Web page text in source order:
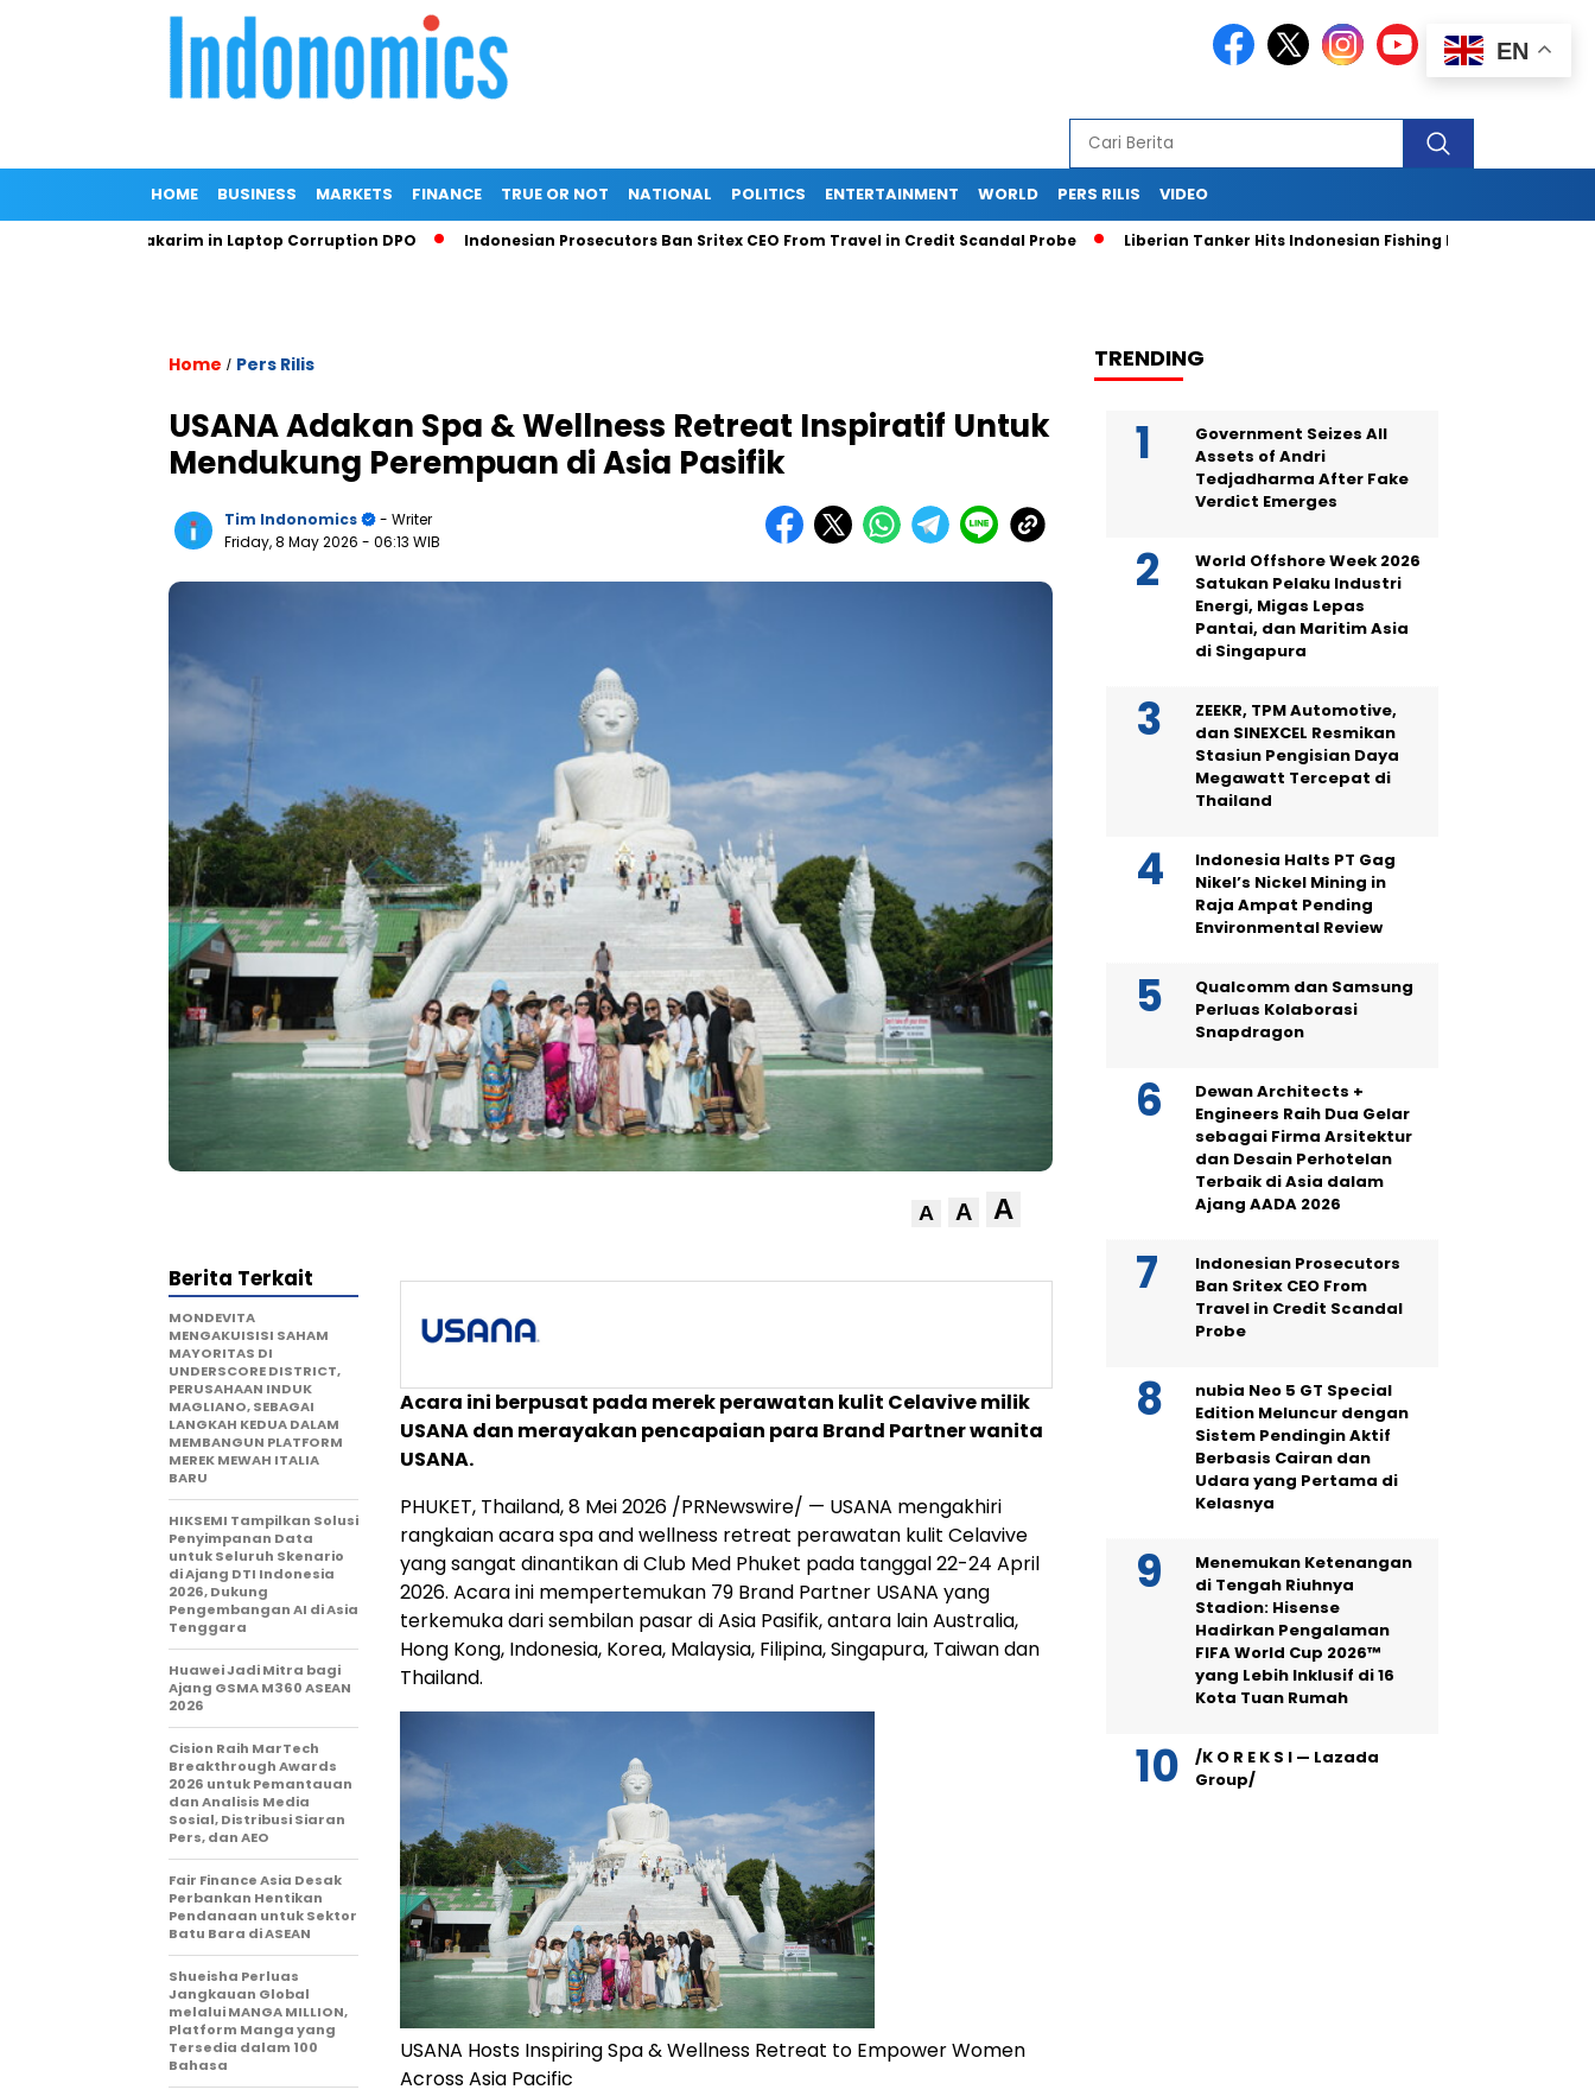
HOME BUSINESS MARKETS FINANCE TRUE OR NOT NATIONAL POLITICS ENTERTAINMENT WORLD PERS RILIS VIDEO
Makarim in Laptop Corruption DPO Indonesian Prosecutors Ban Sritex CEO From Travel in Credit Scandal Probe Liberian Tanker Hits Indonesian Fishing Boat, Fleeing After Crash
Home / Pers Rilis
USANA Adakan Spa & Wellness Retreat Inspiratif Untuk
Mendukung Perempuan di Asia Pasifik
Tim Indonomics
- Writer
Friday, 8 May 2026 - 06:13 WIB
A A A
Acara ini berpusat pada merek perawatan kulit Celavive milik
USANA dan merayakan pencapaian para Brand Partner wanita
USANA.
PHUKET, Thailand,8 Mei 2026 /PRNewswire/ — USANA mengakhiri
rangkaian acara spa and wellness retreat perawatan kulit Celavive
yang sangat dinantikan di Club Med Phuket pada tanggal 22-24 April
2026. Acara ini mempertemukan 79 Brand Partner USANA yang
terkemuka dari sembilan pasar di Asia Pasifik, antara lain Australia,
Hong Kong, Indonesia, Korea, Malaysia, Filipina, Singapura, Taiwan dan
Thailand.
USANA Hosts Inspiring Spa & Wellness Retreat to Empower Women
Across Asia Pacific
Berita Terkait
MONDEVITA
MENGAKUISISI SAHAM
MAYORITAS DI
UNDERSCORE DISTRICT,
PERUSAHAAN INDUK
MAGLIANO, SEBAGAI
LANGKAH KEDUA DALAM
MEMBANGUN PLATFORM
MEREK MEWAH ITALIA
BARU
HIKSEMI Tampilkan Solusi
Penyimpanan Data
untuk Seluruh Skenario
di Ajang DTI Indonesia
2026, Dukung
Pengembangan AI di Asia
Tenggara
Huawei Jadi Mitra bagi
Ajang GSMA M360 ASEAN
2026
Cision Raih MarTech
Breakthrough Awards
2026 untuk Pemantauan
dan Analisis Media
Sosial, Distribusi Siaran
Pers, dan AEO
Fair Finance Asia Desak
Perbankan Hentikan
Pendanaan untuk Sektor
Batu Bara di ASEAN
Shueisha Perluas
Jangkauan Global
melalui MANGA MILLION,
Platform Manga yang
Tersedia dalam 100
Bahasa
TRENDING
Government Seizes All
Assets of Andri
Tedjadharma After Fake
Verdict Emerges
World Offshore Week 2026
Satukan Pelaku Industri
Energi, Migas Lepas
Pantai, dan Maritim Asia
di Singapura
ZEEKR, TPM Automotive,
dan SINEXCEL Resmikan
Stasiun Pengisian Daya
Megawatt Tercepat di
Thailand
Indonesia Halts PT Gag
Nikel’s Nickel Mining in
Raja Ampat Pending
Environmental Review
Qualcomm dan Samsung
Perluas Kolaborasi
Snapdragon
Dewan Architects +
Engineers Raih Dua Gelar
sebagai Firma Arsitektur
dan Desain Perhotelan
Terbaik di Asia dalam
Ajang AADA 2026
Indonesian Prosecutors
Ban Sritex CEO From
Travel in Credit Scandal
Probe
nubia Neo 5 GT Special
Edition Meluncur dengan
Sistem Pendingin Aktif
Berbasis Cairan dan
Udara yang Pertama di
Kelasnya
Menemukan Ketenangan
di Tengah Riuhnya
Stadion: Hisense
Hadirkan Pengalaman
FIFA World Cup 2026™
yang Lebih Inklusif di 16
Kota Tuan Rumah
/K O R E K S I — Lazada
Group/
EN